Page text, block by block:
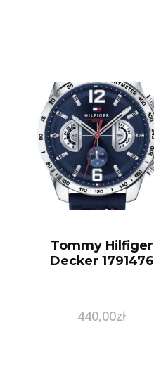
Tommy Hilfiger
Decker 1791476
440,00zł